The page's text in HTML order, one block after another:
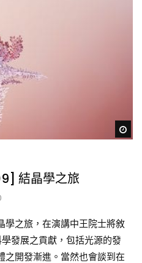
結晶學之旅
學之旅，在演講中王院士將敘
發展之貢獻，包括光源的發
之開發漸進。當然也會談到在